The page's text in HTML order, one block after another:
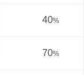
40%
70%